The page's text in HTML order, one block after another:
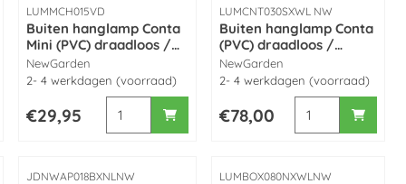
staande lamp wit kunststof 45cm made by NewGarden
voor NewGarden Lola 30 cm Wireless LED Multicolor
Artikelnummer
LUMMCH015VD
Buiten hanglamp Conta
Mini (PVC) draadloos /
oplaadbaar Groen made
by NewGarden
Merk:
NewGarden
2- 4 werkdagen (voorraad)
Prijs: 29,95
€29,95 Aantal kiezen voor Buiten hanglamp Conta
Artikelnummer
LUMCNT030SXWL NW
Buiten hanglamp Conta
(PVC) draadloos /
oplaadbaar made by
NewGarden
Merk:
NewGarden
2- 4 werkdagen (voorraad)
Prijs: 78,00
€78,00 Aantal kiezen
Artikelnummer
JDNWAP018BXNLNW Artikelnummer
LUMBOX080NXWLNW